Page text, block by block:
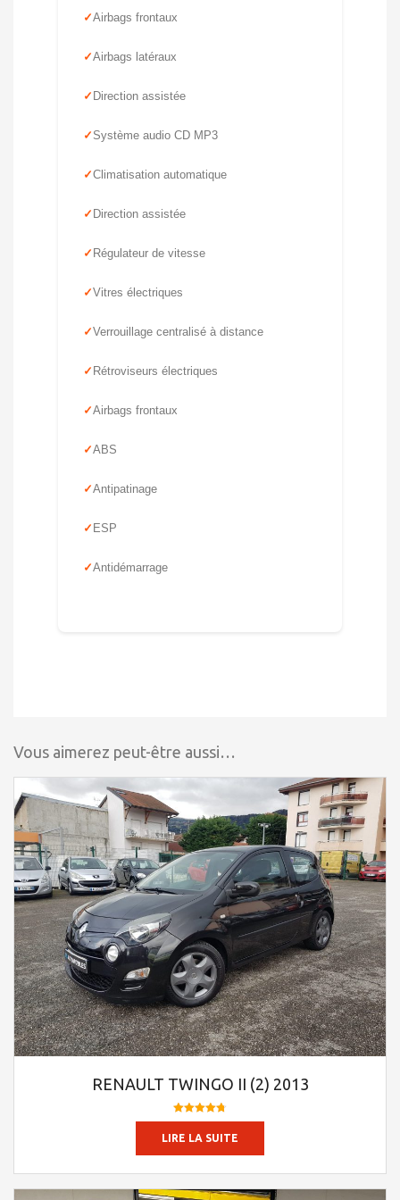
Airbags frontaux
Airbags latéraux
Direction assistée
Système audio CD MP3
Climatisation automatique
Direction assistée
Régulateur de vitesse
Vitres électriques
Verrouillage centralisé à distance
Rétroviseurs électriques
Airbags frontaux
ABS
Antipatinage
ESP
Antidémarrage
Vous aimerez peut-être aussi…
RENAULT TWINGO II (2) 2013
Note
4.78
sur 5
LIRE LA SUITE